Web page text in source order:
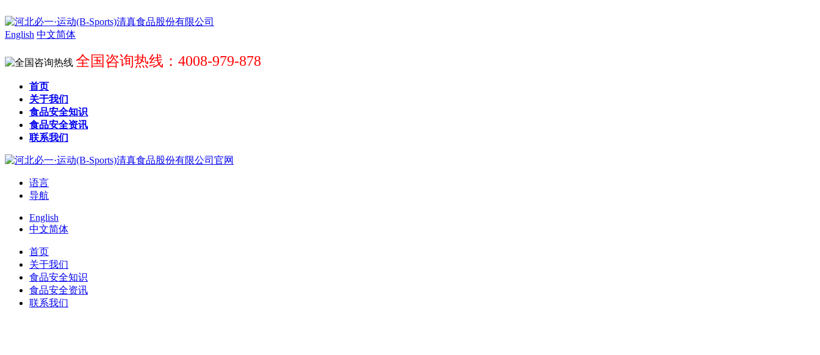
English 中文简体
全国咨询热线：4008-979-878
首页
关于我们
食品安全知识
食品安全资讯
联系我们
语言
导航
English
中文简体
首页
关于我们
食品安全知识
食品安全资讯
联系我们